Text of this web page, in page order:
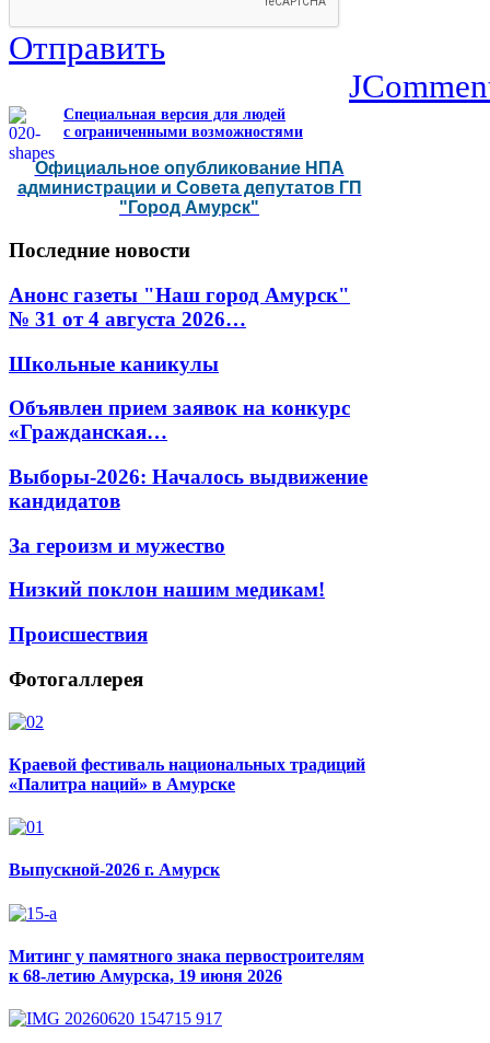
Отправить
Специальная версия для людей
с ограниченными возможностями
Официальное опубликование НПА
администрации и Совета депутатов ГП
"Город Амурск"
Последние новости
Анонс газеты "Наш город Амурск"
№ 31 от 4 августа 2026…
Школьные каникулы
Объявлен прием заявок на конкурс
«Гражданская…
Выборы-2026: Началось выдвижение
кандидатов
За героизм и мужество
Низкий поклон нашим медикам!
Происшествия
Фотогаллерея
Краевой фестиваль национальных традиций
«Палитра наций» в Амурске
Выпускной-2026 г. Амурск
Митинг у памятного знака первостроителям
к 68-летию Амурска, 19 июня 2026